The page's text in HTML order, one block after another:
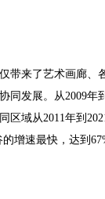
带来了艺术画廊、
同发展。从2009年
区域从2011年到
增速最快，达到